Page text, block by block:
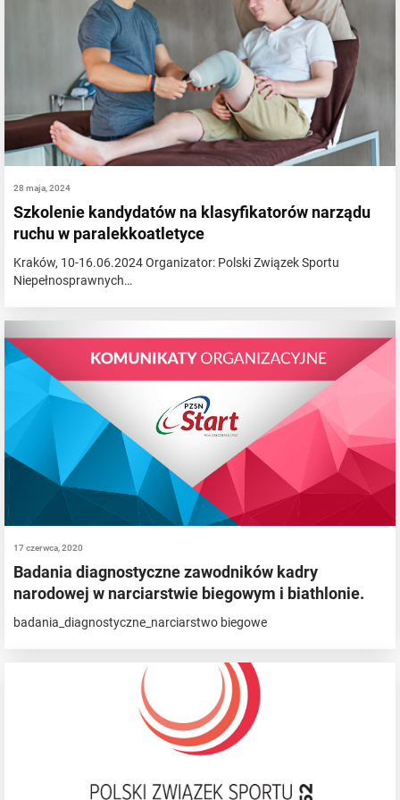
28 maja, 2024
Szkolenie kandydatów na klasyfikatorów narządu
ruchu w paralekkoatletyce
Kraków, 10-16.06.2024 Organizator: Polski Związek Sportu
Niepełnosprawnych…
17 czerwca, 2020
Badania diagnostyczne zawodników kadry
narodowej w narciarstwie biegowym i biathlonie.
badania_diagnostyczne_narciarstwo biegowe